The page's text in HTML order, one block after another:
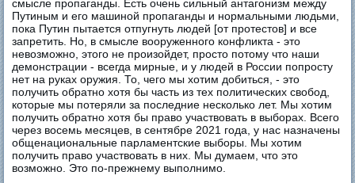
смысле пропаганды. Есть очень сильный антагонизм между
Путиным и его машиной пропаганды и нормальными людьми,
пока Путин пытается отпугнуть людей [от протестов] и все
запретить. Но, в смысле вооруженного конфликта - это
невозможно, этого не произойдет, просто потому что наши
демонстрации - всегда мирные, и у людей в России попросту
нет на руках оружия. То, чего мы хотим добиться, - это
получить обратно хотя бы часть из тех политических свобод,
которые мы потеряли за последние несколько лет. Мы хотим
получить обратно хотя бы право участвовать в выборах. Всего
через восемь месяцев, в сентябре 2021 года, у нас назначены
общенациональные парламентские выборы. Мы хотим
получить право участвовать в них. Мы думаем, что это
возможно. Это по-прежнему выполнимо.